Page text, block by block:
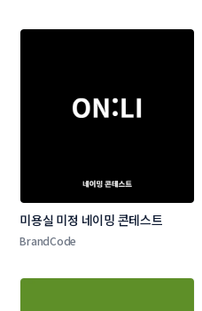
미용실 미정 네이밍 콘테스트
BrandCode